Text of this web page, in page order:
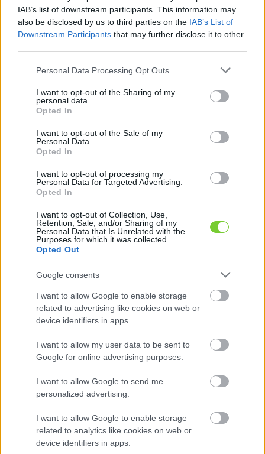
IAB’s list of downstream participants. This information may
also be disclosed by us to third parties on the IAB’s List of
Downstream Participants that may further disclose it to other
Please note that this website/app uses one or more Google
not limited to your visit or usage behaviour. You may click to
grant or deny consent to Google and its third-party tags to
use your data for below specified purposes in below Google
consent section.
Personal Data Processing Opt Outs
I want to opt-out of the Sharing of my
personal data.
Opted In
I want to opt-out of the Sale of my
Personal Data.
Opted In
I want to opt-out of processing my
Personal Data for Targeted Advertising.
Opted In
I want to opt-out of Collection, Use,
Retention, Sale, and/or Sharing of my
Personal Data that Is Unrelated with the
Purposes for which it was collected.
Opted Out
Google consents
I want to allow Google to enable storage
related to advertising like cookies on web or
device identifiers in apps.
I want to allow my user data to be sent to
Google for online advertising purposes.
I want to allow Google to send me
personalized advertising.
I want to allow Google to enable storage
related to analytics like cookies on web or
device identifiers in apps.
Felhasználónév
Jelszó
Elfelejtette jelszavát?
Bejelentkezés
faiskola.hu
Kertészeti, kerti termékek és szolgáltatások térképes
KERTÉSZ ÉS KERTÉSZET REGISZTRÁCIÓ
Inda Virágüzlet